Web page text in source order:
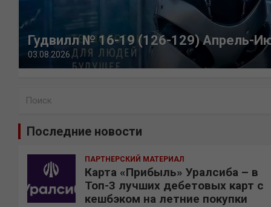
Гудвилл № 16-19 (126-129) Апрель-
03.08.2026
Последние новости
ПАРТНЕРСКИЙ МАТЕРИАЛ
Карта «Прибыль» Уралсиба – в
Топ-3 лучших дебетовых карт с
кешбэком на летние покупки